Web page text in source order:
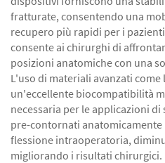
fratturate, consentendo una
recupero più rapidi per i
consente ai chirurghi di
posizioni anatomiche con una
L'uso di materiali avanzati
un'eccellente biocompatibilità
necessaria per le applicazioni
pre-contornati anatomicamente
flessione intraoperatoria,
migliorando i risultati chirurgici.